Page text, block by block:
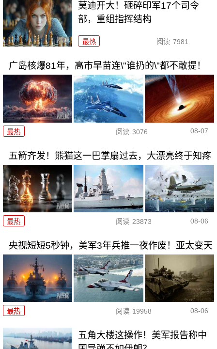
莫迪开大！砸碎印军17个司令
部，重组指挥结构
最热 阅读 7981
广岛核爆81年，高市早苗连\"谁扔的\"都不敢提！
最热 阅读 3076 08-07
五箭齐发！熊猫这一巴掌扇过去，大漂亮终于知疼
最热 阅读 23873 08-06
央视短短5秒钟，美军3年兵推一夜作废！亚太变天
最热 阅读 19958 08-06
五角大楼这操作！美军报告称中